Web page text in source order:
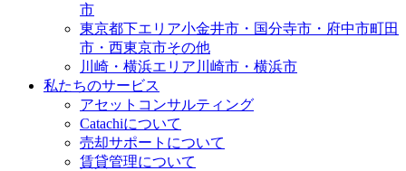
市
東京都下エリア小金井市・国分寺市・府中市町田
市・西東京市その他
川崎・横浜エリア 川崎市・横浜市
私たちのサービス
アセットコンサルティング
Catachiについて
売却サポートについて
賃貸管理について